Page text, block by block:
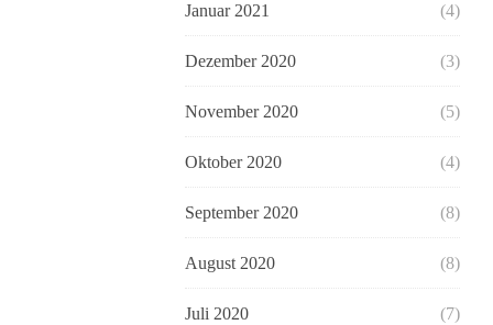
Januar 2021 (4)
Dezember 2020 (3)
November 2020 (5)
Oktober 2020 (4)
September 2020 (8)
August 2020 (8)
Juli 2020 (7)